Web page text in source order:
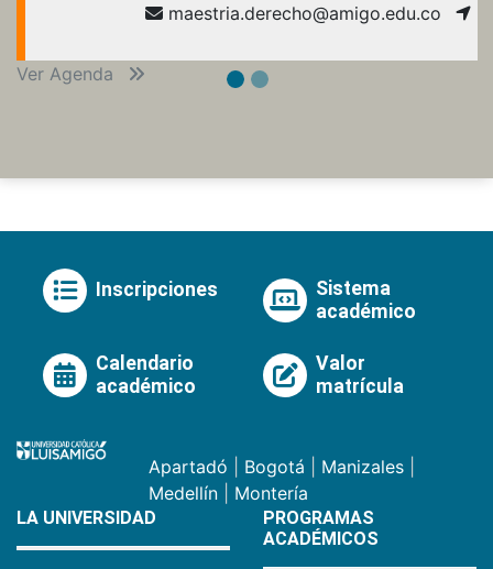
maestria.derecho@amigo.edu.co
Ver Agenda
Inscripciones
Sistema
académico
Calendario
académico
Valor
matrícula
Apartadó Bogotá Manizales
Medellín
Montería
LA UNIVERSIDAD
PROGRAMAS
ACADÉMICOS